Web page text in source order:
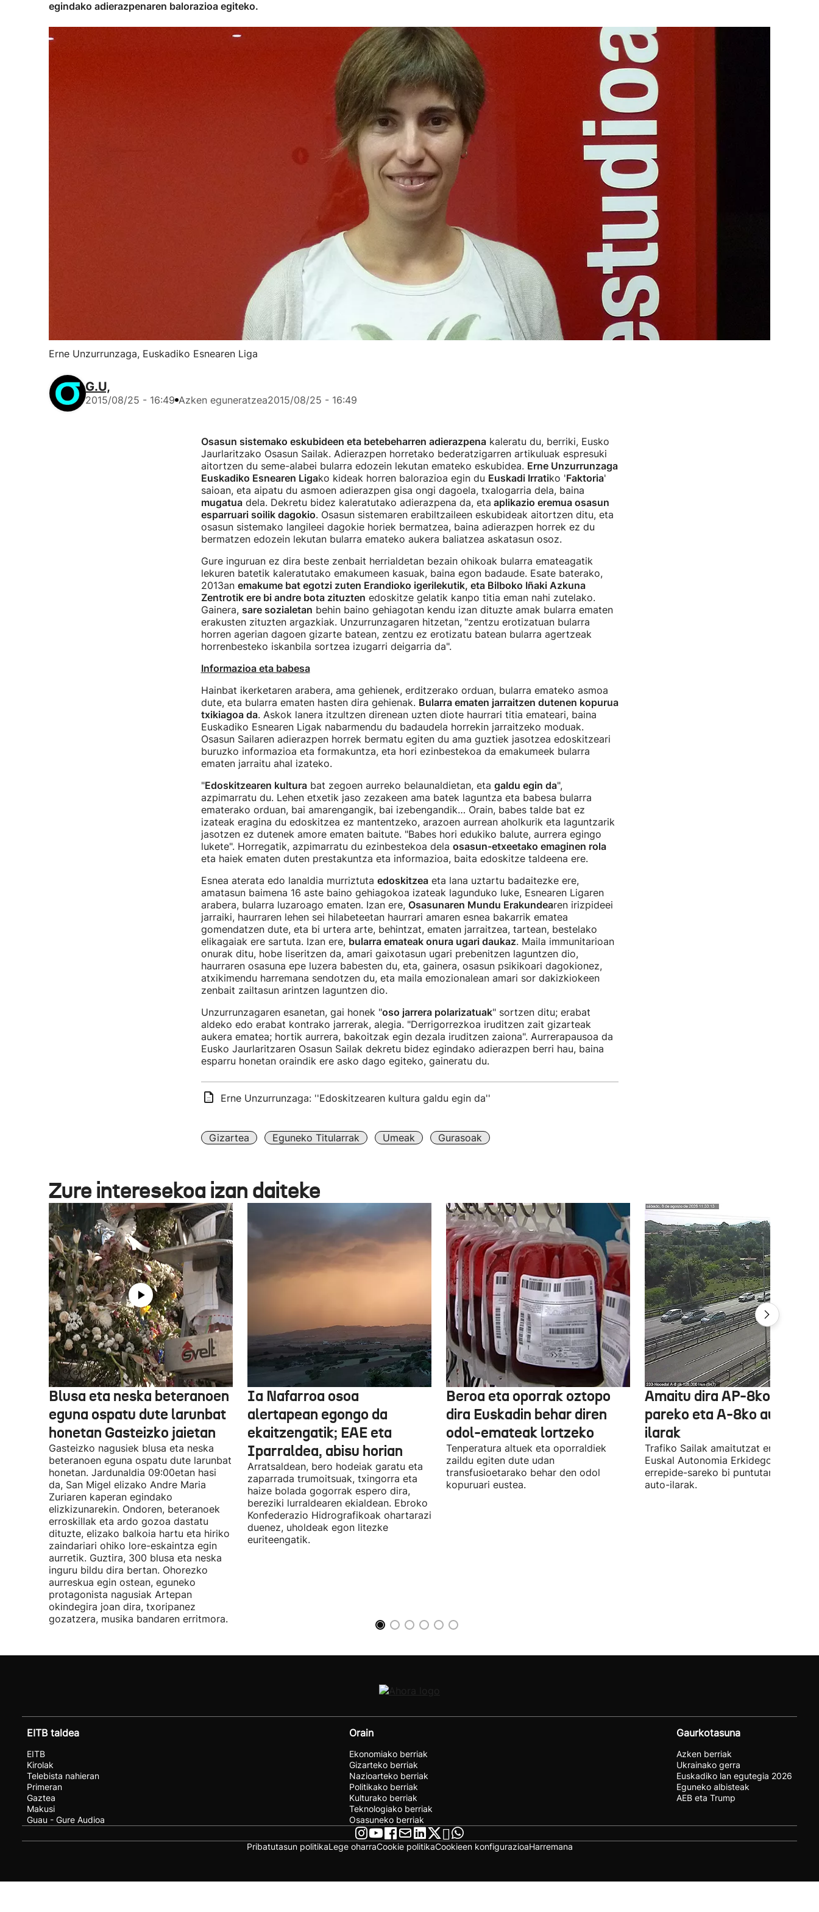
egindako adierazpenaren balorazioa egiteko.
Erne Unzurrunzaga, Euskadiko Esnearen Liga
G.U,
2015/08/25 - 16:49 Azken eguneratzea2015/08/25 - 16:49
Osasun sistemako eskubideen eta betebeharren adierazpenakaleratu du, berriki, Eusko
Jaurlaritzako Osasun Sailak. Adierazpen horretako bederatzigarren artikuluak espresuki
aitortzen du seme-alabei bularra edozein lekutan emateko eskubidea. Erne Unzurrunzaga
Euskadiko Esnearen Ligako kideak horren balorazioa egin du Euskadi Irratiko 'Faktoria'
saioan, eta aipatu du asmoen adierazpen gisa ongi dagoela, txalogarria dela, baina
mugatuadela. Dekretu bidez kaleratutako adierazpena da, eta aplikazio eremua osasun
esparruari soilik dagokio. Osasun sistemaren erabiltzaileen eskubideak aitortzen ditu, eta
osasun sistemako langileei dagokie horiek bermatzea, baina adierazpen horrek ez du
bermatzen edozein lekutan bularra emateko aukera baliatzea askatasun osoz.
Gure inguruan ez dira beste zenbait herrialdetan bezain ohikoak bularra emateagatik
lekuren batetik kaleratutako emakumeen kasuak, baina egon badaude. Esate baterako,
2013an emakume bat egotzi zuten Erandioko igerilekutik, eta Bilboko Iñaki Azkuna
Zentrotik ere bi andre bota zituzten edoskitze gelatik kanpo titia eman nahi zutelako.
Gainera, sare sozialetan behin baino gehiagotan kendu izan dituzte amak bularra ematen
erakusten zituzten argazkiak. Unzurrunzagaren hitzetan, "zentzu erotizatuan bularra
horren agerian dagoen gizarte batean, zentzu ez erotizatu batean bularra agertzeak
horrenbesteko iskanbila sortzea izugarri deigarria da".
Informazioa eta babesa
Hainbat ikerketaren arabera, ama gehienek, erditzerako orduan, bularra emateko asmoa
dute, eta bularra ematen hasten dira gehienak. Bularra ematen jarraitzen dutenen kopurua
txikiagoa da. Askok lanera itzultzen direnean uzten diote haurrari titia emateari, baina
Euskadiko Esnearen Ligak nabarmendu du badaudela horrekin jarraitzeko moduak.
Osasun Sailaren adierazpen horrek bermatu egiten du ama guztiek jasotzea edoskitzeari
buruzko informazioa eta formakuntza, eta hori ezinbestekoa da emakumeek bularra
ematen jarraitu ahal izateko.
"Edoskitzearen kulturabat zegoen aurreko belaunaldietan, eta galdu egin da",
azpimarratu du. Lehen etxetik jaso zezakeen ama batek laguntza eta babesa bularra
ematerako orduan, bai amarengangik, bai izebengandik… Orain, babes talde bat ez
izateak eragina du edoskitzea ez mantentzeko, arazoen aurrean aholkurik eta laguntzarik
jasotzen ez dutenek amore ematen baitute. "Babes hori edukiko balute, aurrera egingo
lukete". Horregatik, azpimarratu du ezinbestekoa dela osasun-etxeetako emaginen rola
eta haiek ematen duten prestakuntza eta informazioa, baita edoskitze taldeena ere.
Esnea aterata edo lanaldia murriztuta edoskitzeaeta lana uztartu badaitezke ere,
amatasun baimena 16 aste baino gehiagokoa izateak lagunduko luke, Esnearen Ligaren
arabera, bularra luzaroago ematen. Izan ere, Osasunaren Mundu Erakundearen irizpideei
jarraiki, haurraren lehen sei hilabeteetan haurrari amaren esnea bakarrik ematea
gomendatzen dute, eta bi urtera arte, behintzat, ematen jarraitzea, tartean, bestelako
elikagaiak ere sartuta. Izan ere, bularra emateak onura ugari daukaz. Maila immunitarioan
onurak ditu, hobe liseritzen da, amari gaixotasun ugari prebenitzen laguntzen dio,
haurraren osasuna epe luzera babesten du, eta, gainera, osasun psikikoari dagokionez,
atxikimendu harremana sendotzen du, eta maila emozionalean amari sor dakizkiokeen
zenbait zailtasun arintzen laguntzen dio.
Unzurrunzagaren esanetan, gai honek "oso jarrera polarizatuak" sortzen ditu; erabat
aldeko edo erabat kontrako jarrerak, alegia. "Derrigorrezkoa iruditzen zait gizarteak
aukera ematea; hortik aurrera, bakoitzak egin dezala iruditzen zaiona". Aurrerapausoa da
Eusko Jaurlaritzaren Osasun Sailak dekretu bidez egindako adierazpen berri hau, baina
esparru honetan oraindik ere asko dago egiteko, gaineratu du.
Erne Unzurrunzaga: ''Edoskitzearen kultura galdu egin da''
Gizartea Eguneko Titularrak Umeak Gurasoak
Zure interesekoa izan daiteke
Blusa eta neska beteranoen
eguna ospatu dute larunbat
honetan Gasteizko jaietan
Gasteizko nagusiek blusa eta neska
beteranoen eguna ospatu dute larunbat
honetan. Jardunaldia 09:00etan hasi
da, San Migel elizako Andre Maria
Zuriaren kaperan egindako
elizkizunarekin. Ondoren, beteranoek
erroskillak eta ardo gozoa dastatu
dituzte, elizako balkoia hartu eta hiriko
zaindariari ohiko lore-eskaintza egin
aurretik. Guztira, 300 blusa eta neska
inguru bildu dira bertan. Ohorezko
aurreskua egin ostean, eguneko
protagonista nagusiak Artepan
okindegira joan dira, txoripanez
gozatzera, musika bandaren erritmora.
Ia Nafarroa osoa
alertapean egongo da
ekaitzengatik; EAE eta
Iparraldea, abisu horian
Arratsaldean, bero hodeiak garatu eta
zaparrada trumoitsuak, txingorra eta
haize bolada gogorrak espero dira,
bereziki lurraldearen ekialdean. Ebroko
Konfederazio Hidrografikoak ohartarazi
duenez, uholdeak egon litezke
euriteengatik.
Beroa eta oporrak oztopo
dira Euskadin behar diren
odol-emateak lortzeko
Tenperatura altuek eta oporraldiek
zaildu egiten dute udan
transfusioetarako behar den odol
kopuruari eustea.
Amaitu dira AP-8ko Irun
pareko eta A-8ko auto-
ilarak
Trafiko Sailak amaitutzat eman ditu
Euskal Autonomia Erkidegoko
errepide-sareko bi puntutan
auto-ilarak.
EITB taldea
EITB
Kirolak
Telebista nahieran
Primeran
Gaztea
Makusi
Guau - Gure Audioa
Orain
Ekonomiako berriak
Gizarteko berriak
Nazioarteko berriak
Politikako berriak
Kulturako berriak
Teknologiako berriak
Osasuneko berriak
Gaurkotasuna
Azken berriak
Ukrainako gerra
Euskadiko lan egutegia 2026
Eguneko albisteak
AEB eta Trump
Pribatutasun politikaLege oharraCookie politikaCookieen konfigurazioaHarremana